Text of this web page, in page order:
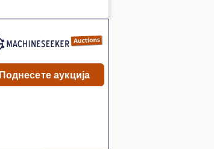
Поднесете аукција